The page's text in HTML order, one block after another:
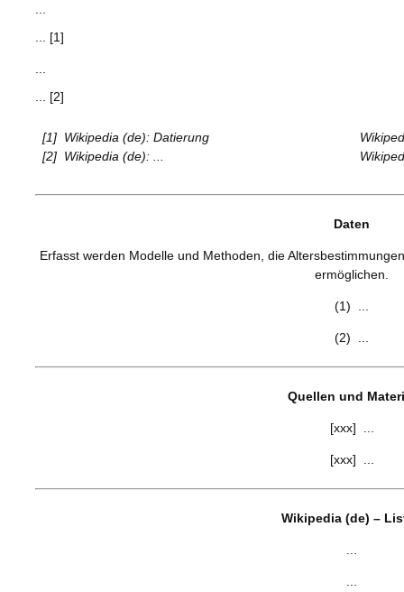
... [1]
... [2]
[1] Wikipedia (de): Datierung
[2] Wikipedia (de): ...
Daten
Erfasst werden Modelle und Methoden, die
ermöglichen.
(1) ...
(2) ...
Quellen und
[xxx] ...
[xxx] ...
Wikipedia (de) –